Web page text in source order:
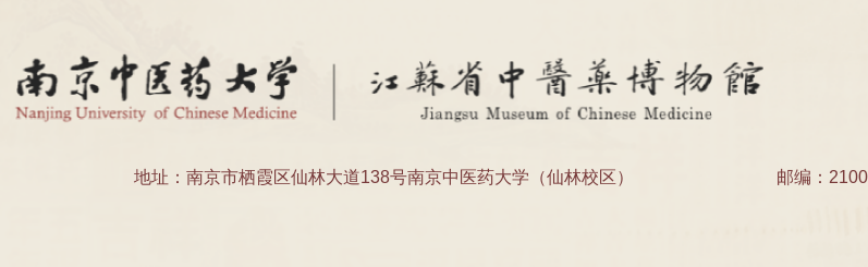
捐赠者
南京中医药大学2011级针推112班顾珂溢、
民国中医诊所开业贺牌为1对;近现
件;民国宋公祠药品仿单1件;民国中